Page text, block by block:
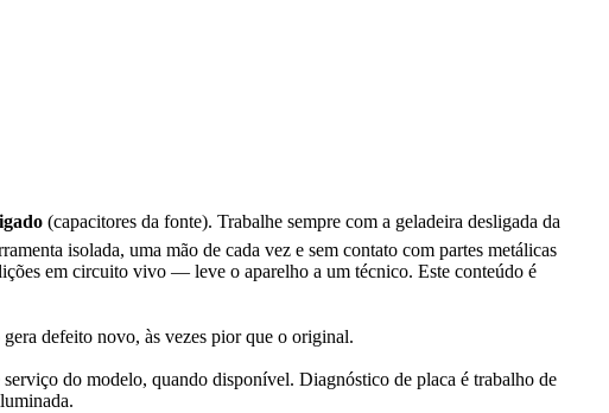
(capacitores da fonte). Trabalhe sempre com a geladeira desligada da
isolada, uma mão de cada vez e sem contato com partes metálicas
em circuito vivo — leve o aparelho a um técnico. Este conteúdo é
defeito novo, às vezes pior que o original.
do modelo, quando disponível. Diagnóstico de placa é trabalho de